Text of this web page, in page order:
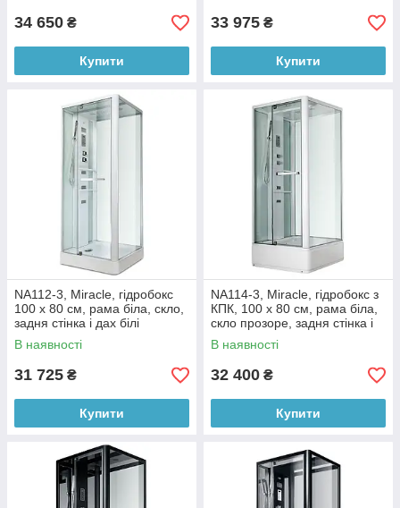
34 650 ₴
Купити
33 975 ₴
Купити
NA112-3, Miracle, гідробокс
100 х 80 см, рама біла, скло,
задня стінка і дах білі
В наявності
31 725 ₴
Купити
NA114-3, Miracle, гідробокс з
КПК, 100 х 80 см, рама біла,
скло прозоре, задня стінка і
дах білі
В наявності
32 400 ₴
Купити